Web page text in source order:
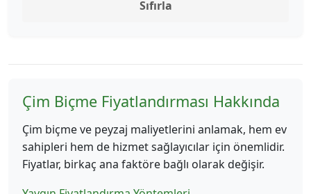
Sıfırla
Çim Biçme Fiyatlandırması Hakkında
Çim biçme ve peyzaj maliyetlerini anlamak, hem ev
sahipleri hem de hizmet sağlayıcılar için önemlidir.
Fiyatlar, birkaç ana faktöre bağlı olarak değişir.